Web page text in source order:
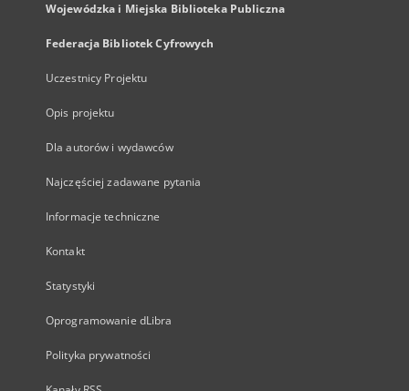
Wojewódzka i Miejska Biblioteka Publiczna
Federacja Bibliotek Cyfrowych
Uczestnicy Projektu
Opis projektu
Dla autorów i wydawców
Najczęściej zadawane pytania
Informacje techniczne
Kontakt
Statystyki
Oprogramowanie dLibra
Polityka prywatności